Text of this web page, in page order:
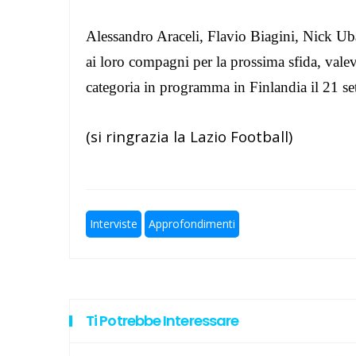
Lazio ad Ascoli 19 anni dopo
I gol di Kalè per la nuova Lazio
Un'altra bella notizia: Caique
Alessandro Araceli, Flavio Biagini, Nick
ai loro compagni per la prossima sfida,
categoria in programma in Finlandia il 21
(si ringrazia la Lazio Football)
Interviste Approfondimenti
Ti Potrebbe Interessare